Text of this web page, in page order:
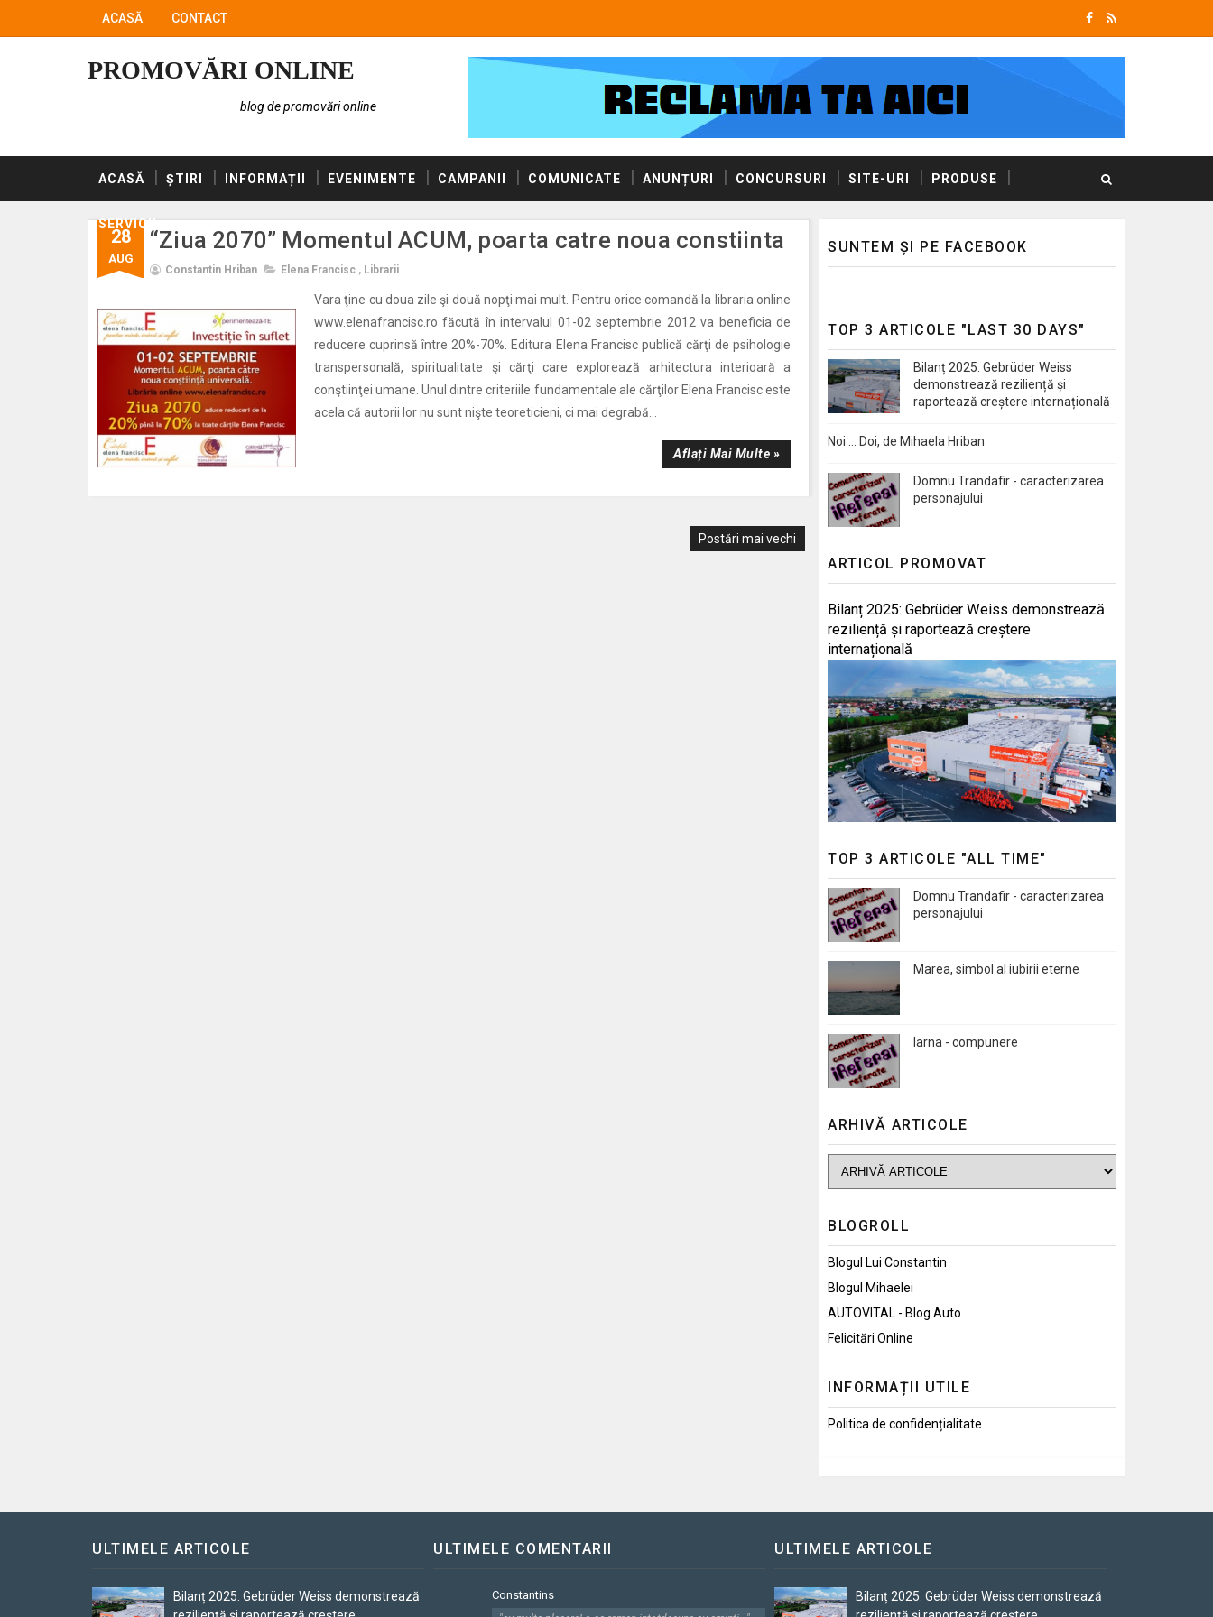
ACASĂ CONTACT
PROMOVĂRI ONLINE
blog de promovări online
ACASĂ ȘTIRI INFORMAȚII EVENIMENTE CAMPANII COMUNICATE ANUNȚURI CONCURSURI SITE-URI PRODUSE
SERVICII
28
AUG
“Ziua 2070” Momentul ACUM, poarta catre noua constiinta
Constantin Hriban Elena Francisc , Librarii
Vara ţine cu doua zile şi două nopţi mai mult. Pentru orice comandă la libraria online
www.elenafrancisc.ro făcută în intervalul 01-02 septembrie 2012 va beneficia de
reducere cuprinsă între 20%-70%. Editura Elena Francisc publică cărţi de psihologie
transpersonală, spiritualitate şi cărţi care explorează arhitectura interioară a
conştiinţei umane. Unul dintre criteriile fundamentale ale cărţilor Elena Francisc este
acela că autorii lor nu sunt nişte teoreticieni, ci mai degrabă...
Aflați Mai Multe »
Postări mai vechi
SUNTEM ȘI PE FACEBOOK
TOP 3 ARTICOLE "LAST 30 DAYS"
Bilanț 2025: Gebrüder Weiss
demonstrează reziliență și
raportează creștere internațională
Noi … Doi, de Mihaela Hriban
Domnu Trandafir - caracterizarea
personajului
ARTICOL PROMOVAT
Bilanț 2025: Gebrüder Weiss demonstrează
reziliență și raportează creștere
internațională
TOP 3 ARTICOLE "ALL TIME"
Domnu Trandafir - caracterizarea
personajului
Marea, simbol al iubirii eterne
Iarna - compunere
ARHIVĂ ARTICOLE
BLOGROLL
Blogul Lui Constantin
Blogul Mihaelei
AUTOVITAL - Blog Auto
Felicitări Online
INFORMAȚII UTILE
Politica de confidențialitate
ULTIMELE ARTICOLE
Bilanț 2025: Gebrüder Weiss demonstrează
ULTIMELE COMENTARII
Constantins
ULTIMELE ARTICOLE
Bilanț 2025: Gebrüder Weiss demonstrează